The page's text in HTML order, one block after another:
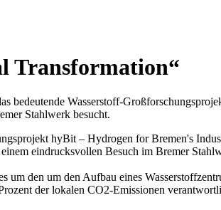
Transformation“
bedeutende Wasserstoff-
Stahlwerk besucht.
hyBit – Hydrogen for Bremen's
eindrucksvollen Besuch im Bremer
den um den Aufbau eines
der lokalen CO2-Emissionen